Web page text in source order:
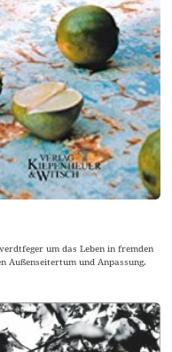
um das Leben in fremden
Außenseitertum und Anpassung.